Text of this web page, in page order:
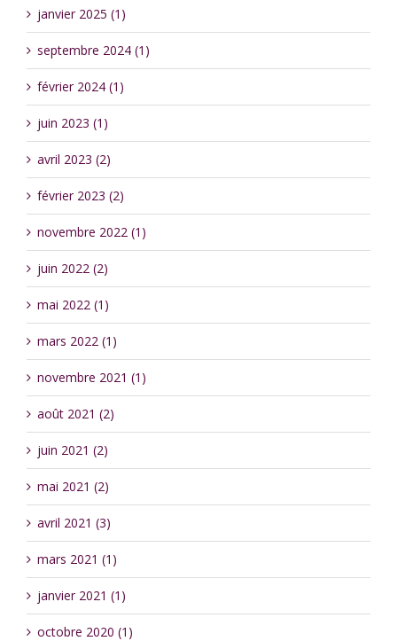
janvier 2025 (1)
septembre 2024 (1)
février 2024 (1)
juin 2023 (1)
avril 2023 (2)
février 2023 (2)
novembre 2022 (1)
juin 2022 (2)
mai 2022 (1)
mars 2022 (1)
novembre 2021 (1)
août 2021 (2)
juin 2021 (2)
mai 2021 (2)
avril 2021 (3)
mars 2021 (1)
janvier 2021 (1)
octobre 2020 (1)